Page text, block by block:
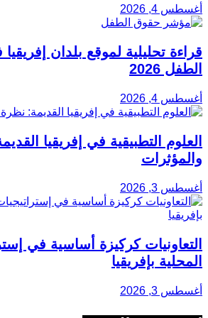
أغسطس 4, 2026
قراءة تحليلية لموقع بلدان
الطفل 2026
أغسطس 4, 2026
العلوم التطبيقية في إفريقيا
والمؤثرات
أغسطس 3, 2026
التعاونيات كركيزة أساسية في
المحلية بإفريقيا
أغسطس 3, 2026